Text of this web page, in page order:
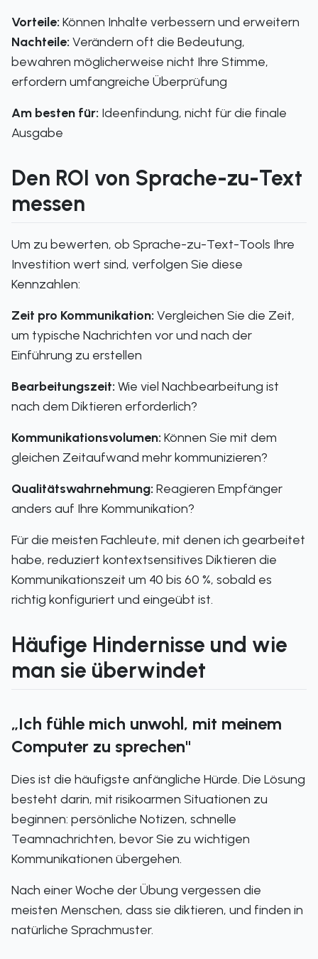
Vorteile: Können Inhalte verbessern und erweitern
Nachteile: Verändern oft die Bedeutung,
bewahren möglicherweise nicht Ihre Stimme,
erfordern umfangreiche Überprüfung
Am besten für: Ideenfindung, nicht für die finale
Ausgabe
Den ROI von Sprache-zu-Text
messen
Um zu bewerten, ob Sprache-zu-Text-Tools Ihre
Investition wert sind, verfolgen Sie diese
Kennzahlen:
Zeit pro Kommunikation: Vergleichen Sie die Zeit,
um typische Nachrichten vor und nach der
Einführung zu erstellen
Bearbeitungszeit: Wie viel Nachbearbeitung ist
nach dem Diktieren erforderlich?
Kommunikationsvolumen: Können Sie mit dem
gleichen Zeitaufwand mehr kommunizieren?
Qualitätswahrnehmung: Reagieren Empfänger
anders auf Ihre Kommunikation?
Für die meisten Fachleute, mit denen ich gearbeitet
habe, reduziert kontextsensitives Diktieren die
Kommunikationszeit um 40 bis 60 %, sobald es
richtig konfiguriert und eingeübt ist.
Häufige Hindernisse und wie
man sie überwindet
„Ich fühle mich unwohl, mit meinem
Computer zu sprechen"
Dies ist die häufigste anfängliche Hürde. Die Lösung
besteht darin, mit risikoarmen Situationen zu
beginnen: persönliche Notizen, schnelle
Teamnachrichten, bevor Sie zu wichtigen
Kommunikationen übergehen.
Nach einer Woche der Übung vergessen die
meisten Menschen, dass sie diktieren, und finden in
natürliche Sprachmuster.